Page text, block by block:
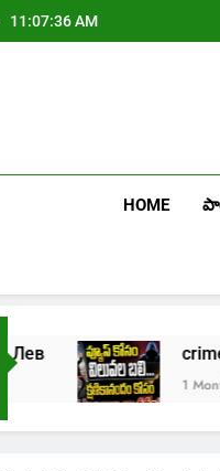
11:07:37 AM
HOME
crime:
1 Month Ago